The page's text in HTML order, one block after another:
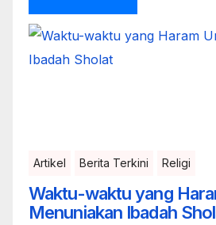
Artikel Berita Terkini Religi
Waktu-waktu yang
Menuniakan Ibadah